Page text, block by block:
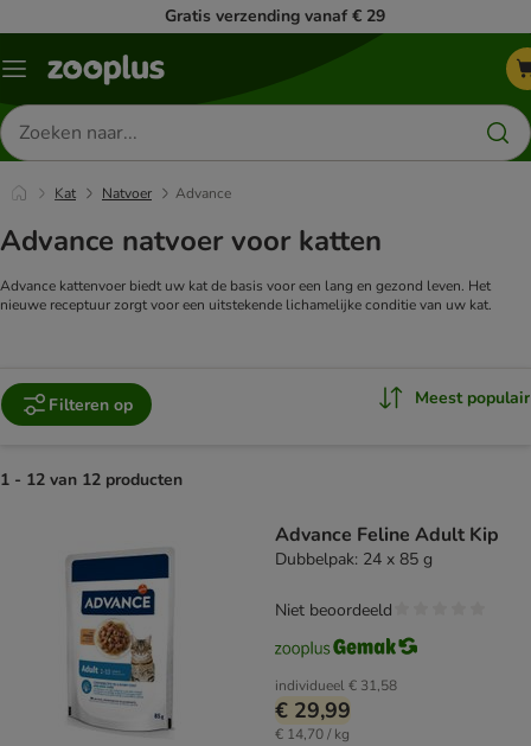
Gratis verzending vanaf € 29
Menu
Zoeken
naar
producten
Kat Natvoer Advance
Advance natvoer voor katten
Advance kattenvoer biedt uw kat de basis voor een lang en gezond leven. Het
nieuwe receptuur zorgt voor een uitstekende lichamelijke conditie van uw kat.
Filteren op Meest populair
1 - 12 van 12 producten
Advance Feline Adult Kip
Dubbelpak: 24 x 85 g
individueel€ 31,58
€ 29,99
€ 14,70 / kg
Niet beoordeeld